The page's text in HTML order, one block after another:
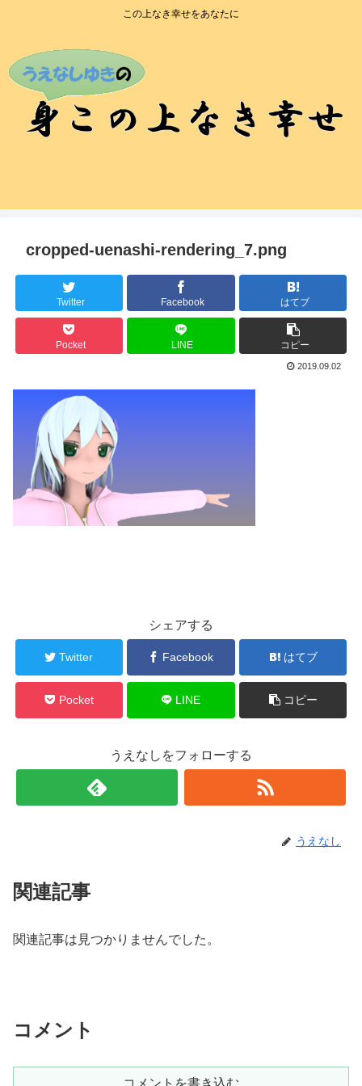
この上なき幸せをあなたに
cropped-uenashi-rendering_7.png
Twitter Facebook はてブ
Pocket LINE コピー
2019.09.02
シェアする
Twitter Facebook はてブ
Pocket LINE コピー
うえなしをフォローする
うえなし
関連記事
関連記事は見つかりませんでした。
コメント